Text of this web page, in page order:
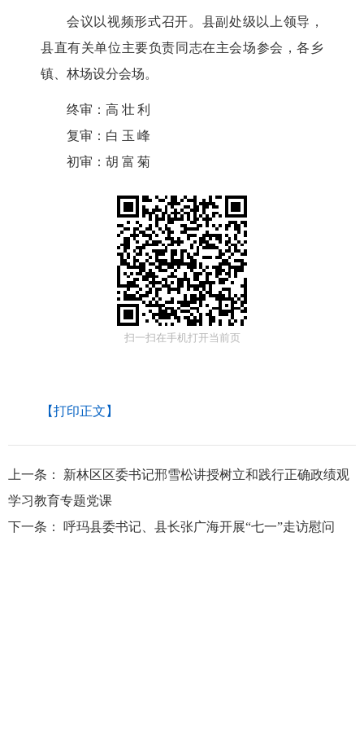
会议以视频形式召开。县副处级以上领导，
县直有关单位主要负责同志在主会场参会，各乡
镇、林场设分会场。
终审： 高壮利
复审： 白玉峰
初审： 胡富菊
扫一扫在手机打开当前页
【打印正文】
上一条：
新林区区委书记邢雪松讲授树立和践行正确政绩观
学习教育专题党课
下一条：
呼玛县委书记、县长张广海开展“七一”走访慰问